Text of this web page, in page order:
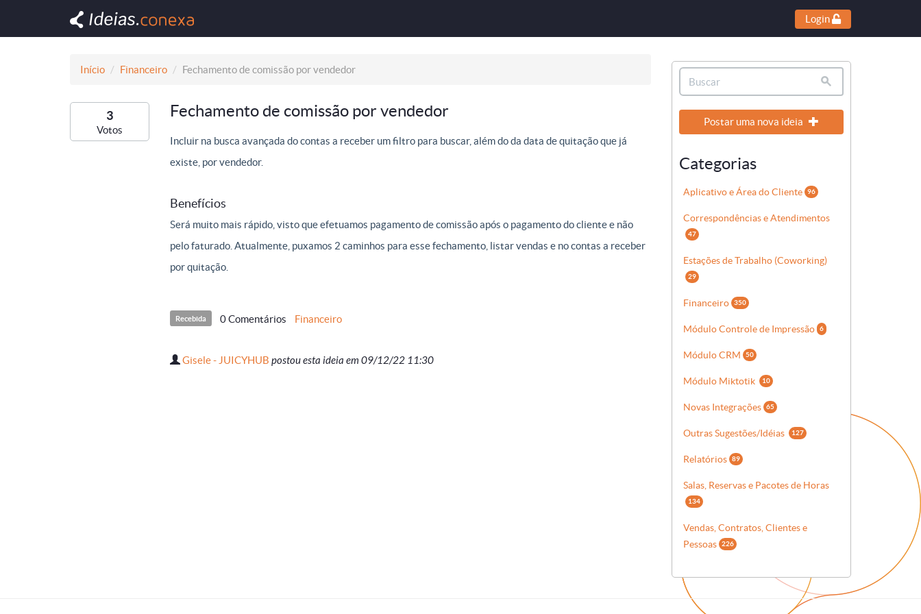
Login
Início Financeiro Fechamento de comissão por vendedor
3
Votos
Fechamento de comissão por vendedor
Incluir na busca avançada do contas a receber um filtro para buscar, além do da data de quitação que já
existe, por vendedor.
Benefícios
Será muito mais rápido, visto que efetuamos pagamento de comissão após o pagamento do cliente e não
pelo faturado. Atualmente, puxamos 2 caminhos para esse fechamento, listar vendas e no contas a receber
por quitação.
Recebida 0 Comentários Financeiro
Gisele - JUICYHUB postou esta ideia em 09/12/22 11:30
Postar uma nova ideia
Categorias
Aplicativo e Área do Cliente 96
Correspondências e Atendimentos
47
Estações de Trabalho (Coworking)
29
Financeiro 350
Módulo Controle de Impressão 6
Módulo CRM 50
Módulo Miktotik 10
Novas Integrações 65
Outras Sugestões/Idéias 127
Relatórios 89
Salas, Reservas e Pacotes de Horas
134
Vendas, Contratos, Clientes e
Pessoas
226